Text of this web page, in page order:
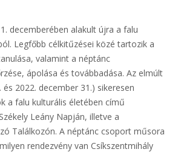
decemberében alakult újra a falu
Legfőbb célkitűzései közé tartozik a
valamint a néptánc
ápolása és továbbadása. Az elmúlt
és 2022. december 31.) sikeresen
a falu kulturális életében című
Leány Napján, illetve a
Találkozón. A néptánc csoport műsora
rendezvény van Csíkszentmihály